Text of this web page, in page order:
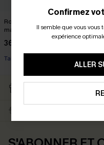
Robe courte à petites fleurs et
manches paysannes
36,00 €
Taille haute
Confirmez
Il semble que vous vous
expérience
ALLER